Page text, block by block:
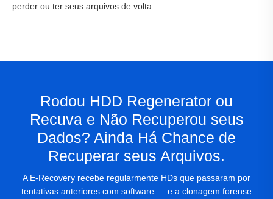
perder ou ter seus arquivos de volta.
Rodou HDD Regenerator ou
Recuva e Não Recuperou seus
Dados? Ainda Há Chance de
Recuperar seus Arquivos.
A E-Recovery recebe regularmente HDs que passaram por
tentativas anteriores com software — e a clonagem forense